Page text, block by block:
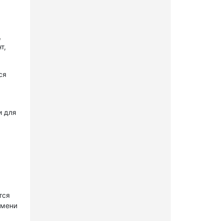
для